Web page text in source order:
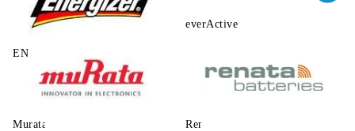
ENERGIZER
everActive
Murata Renata